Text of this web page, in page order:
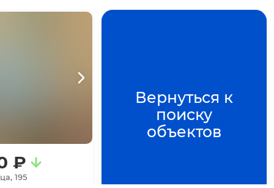
₽
195
Вернуться к
поиску
объектов